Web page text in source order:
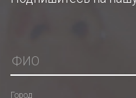
Город